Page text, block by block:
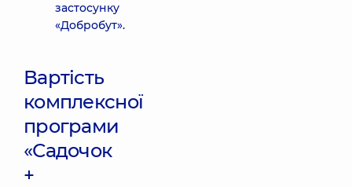
застосунку
«Добробут».
Вартість
комплексної
програми
«Садочок
+